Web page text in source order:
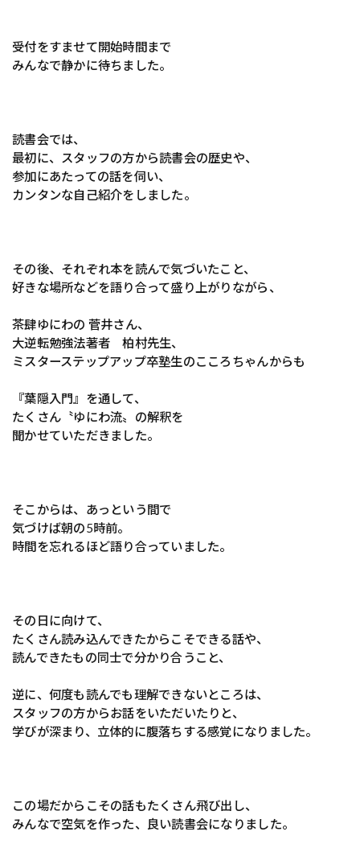
受付をすませて開始時間まで
みんなで静かに待ちました。
読書会では、
最初に、スタッフの方から読書会の歴史や、
参加にあたっての話を伺い、
カンタンな自己紹介をしました。
その後、それぞれ本を読んで気づいたこと、
好きな場所などを語り合って盛り上がりながら、
茶肆ゆにわの 菅井さん、
大逆転勉強法著者 柏村先生、
ミスターステップアップ卒塾生のこころちゃんからも
『葉隠入門』を通して、
たくさん〝ゆにわ流〟の解釈を
聞かせていただきました。
そこからは、あっという間で
気づけば朝の5時前。
時間を忘れるほど語り合っていました。
その日に向けて、
たくさん読み込んできたからこそできる話や、
読んできたもの同士で分かり合うこと、
逆に、何度も読んでも理解できないところは、
スタッフの方からお話をいただいたりと、
学びが深まり、立体的に腹落ちする感覚になりました。
この場だからこその話もたくさん飛び出し、
みんなで空気を作った、良い読書会になりました。